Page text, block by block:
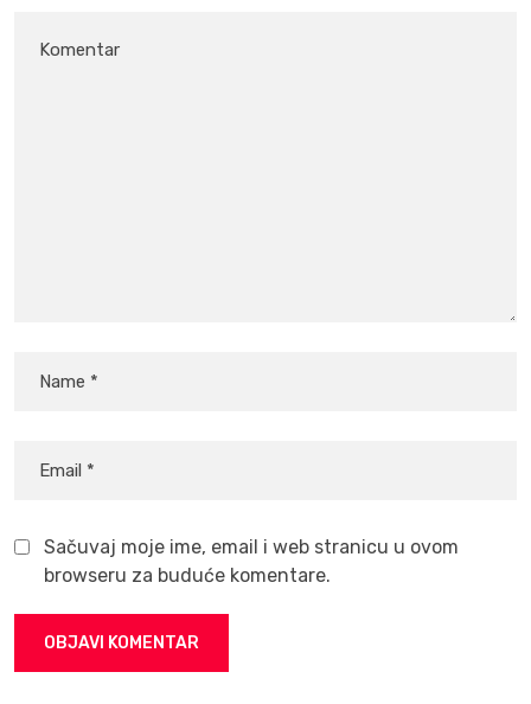
Sačuvaj moje ime, email i web stranicu u ovom
browseru za buduće komentare.